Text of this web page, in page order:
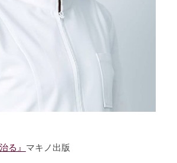
る』 マキノ出版